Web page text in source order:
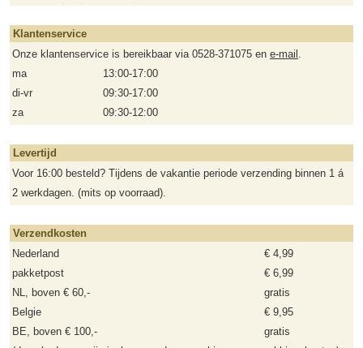
Klantenservice
Onze klantenservice is bereikbaar via 0528-371075 en e-mail .
ma
13:00-17:00
di-vr
09:30-17:00
za
09:30-12:00
Levertijd
Voor 16:00 besteld? Tijdens de vakantie periode verzending binnen 1 á
2 werkdagen. (mits op voorraad).
Verzendkosten
Nederland
€ 4,99
pakketpost
€ 6,99
NL, boven € 60,-
gratis
Belgie
€ 9,95
BE, boven € 100,-
gratis